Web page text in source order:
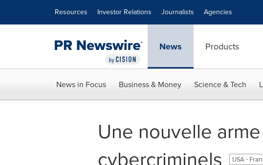
Resources Investor Relations Journalists Agencies
News Products
News in Focus Business & Money Science & Tech
Une nouvelle
USA -